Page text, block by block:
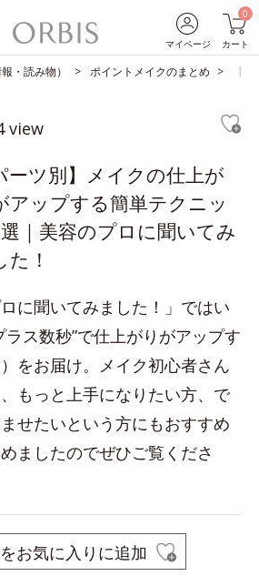
マイページ
0
カート
・読み物） ポイントメイクのまとめ 【
view
ーツ別】メイクの仕上が
アップする簡単テクニッ
｜美容のプロに聞いてみ
た！
に聞いてみました！」ではい
ラス数秒”で仕上がりがアップす
をお届け。メイク初心者さん
もっと上手になりたい方、で
せたいという方にもおすすめ
ましたのでぜひご覧くださ
お気に入りに追加